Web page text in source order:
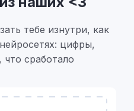
тебе изнутри, как
цифры,
сработало